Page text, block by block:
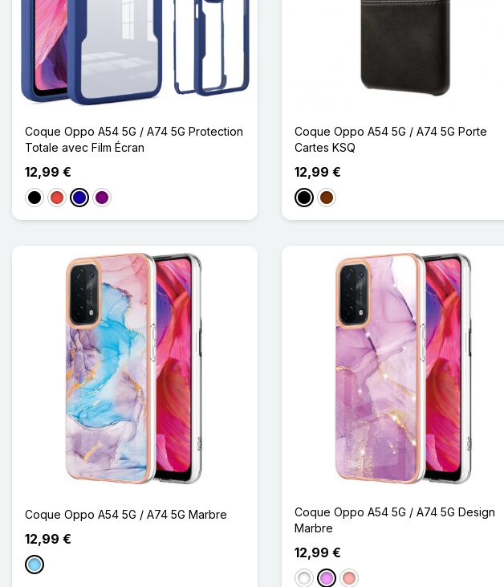
Coque Oppo A54 5G / A74 5G Protection
Totale avec Film Écran
12,99 €
NoirRougeBleu Foncé
Violet
Coque Oppo A54 5G / A74 5G Porte
Cartes KSQ
12,99 €
NoirCafé
Coque Oppo A54 5G / A74 5G Marbre
12,99 €
Bleu Clair
Coque Oppo A54 5G / A74 5G Design
Marbre
12,99 €
BlancViolet Clair
Or Rose